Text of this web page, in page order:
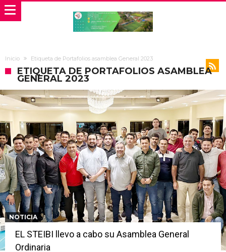
Inicio Etiqueta de Portafolios asamblea General 2023
ETIQUETA DE PORTAFOLIOS ASAMBLEA
GENERAL 2023
NOTICIA
EL STEIBI llevo a cabo su Asamblea General
Ordinaria